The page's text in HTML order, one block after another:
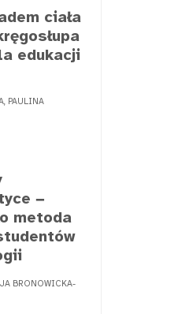
ciała
edukacji
PAULINA
−
metoda
BRONOWICKA-